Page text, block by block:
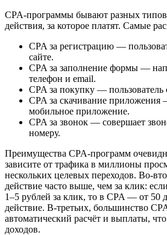
CPA-программы бывают разных типов
действия, за которое платят. Самые
CPA за регистрацию —
сайте.
CPA за заполнение формы —
телефон и email.
CPA за покупку — пользователь
CPA за скачивание приложения
мобильное приложение.
CPA за звонок — совершает
номеру.
Преимущества CPA-программ
зависите от трафика в миллионы
нескольких целевых переходов. Во-
действие часто выше, чем за клик:
1–5 рублей за клик, то в CPA — от 50
действие. В-третьих, большинство
автоматический расчёт и выплаты,
доходов.